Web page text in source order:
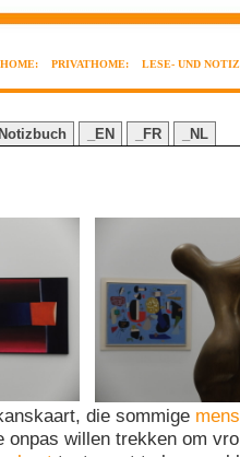
HOME: PRIVATHOME: LESE- UND
_EN _FR _NL
die sommige
onpas willen trekken om